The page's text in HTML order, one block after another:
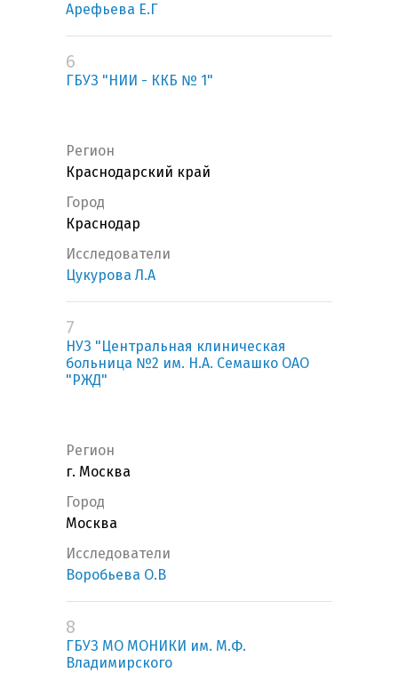
Арефьева Е.Г
6
ГБУЗ "НИИ - ККБ № 1"
Регион
Краснодарский край
Город
Краснодар
Исследователи
Цукурова Л.А
7
НУЗ "Центральная клиническая
больница №2 им. Н.А. Семашко ОАО
"РЖД"
Регион
г. Москва
Город
Москва
Исследователи
Воробьева О.В
8
ГБУЗ МО МОНИКИ им. М.Ф.
Владимирского